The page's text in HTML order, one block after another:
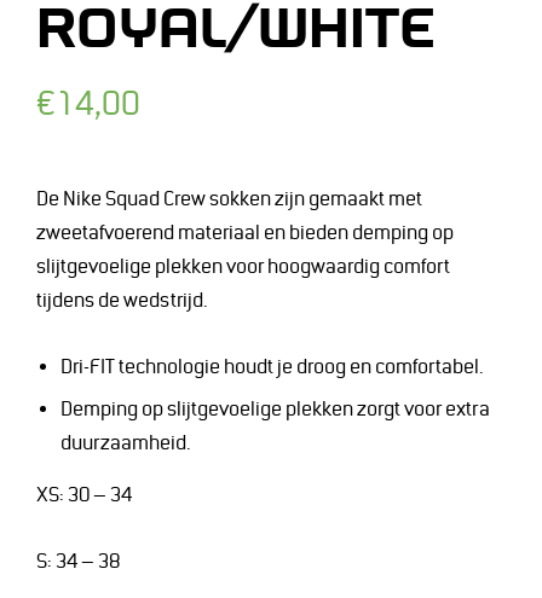
ROYAL/WHITE
Normale
€14,00
De Nike Squad Crew sokken zijn gemaakt met
zweetafvoerend materiaal en bieden demping op
slijtgevoelige plekken voor hoogwaardig comfort
tijdens de wedstrijd.
Dri-FIT technologie houdt je droog en comfortabel.
Demping op slijtgevoelige plekken zorgt voor extra
duurzaamheid.
XS: 30 – 34
S: 34 – 38